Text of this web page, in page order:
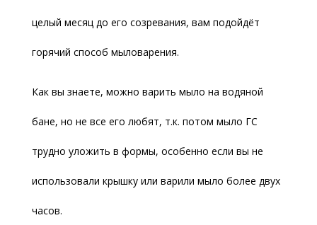
целый месяц до его созревания, вам подойдёт
горячий способ мыловарения.
Как вы знаете, можно варить мыло на водяной
бане, но не все его любят, т.к. потом мыло ГС
трудно уложить в формы, особенно если вы не
использовали крышку или варили мыло более двух
часов.